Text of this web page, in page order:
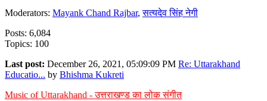
Moderators: Mayank Chand Rajbar,सत्यदेव सिंह नेगी
Posts: 6,084
Topics: 100
Last post: December 26, 2021, 05:09:09 PM Re: Uttarakhand
Educatio... by Bhishma Kukreti
Music of Uttarakhand - उत्तराखण्ड का लोक संगीत